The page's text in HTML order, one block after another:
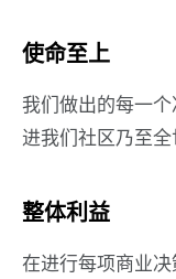
使命至上
我们做出的每一
进我们社区乃至全
整体利益
在进行每项商业